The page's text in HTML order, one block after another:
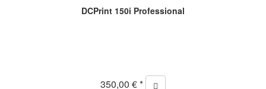
DCPrint 150i Professional
350,00 € *